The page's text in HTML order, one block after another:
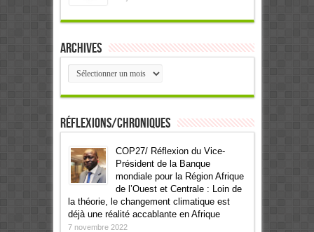
Archives
Archives
Réflexions/Chroniques
COP27/ Réflexion du Vice-
Président de la Banque
mondiale pour la Région Afrique
de l’Ouest et Centrale : Loin de
la théorie, le changement climatique est
déjà une réalité accablante en Afrique
7 novembre 2022